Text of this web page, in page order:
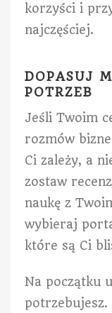
korzyści i
najczęściej.
DOPASUJ
POTRZEB
Jeśli Twoim
rozmów
Ci zależy, a
zostaw
naukę z
wybieraj
które są Ci
Na początku
potrzebujesz.